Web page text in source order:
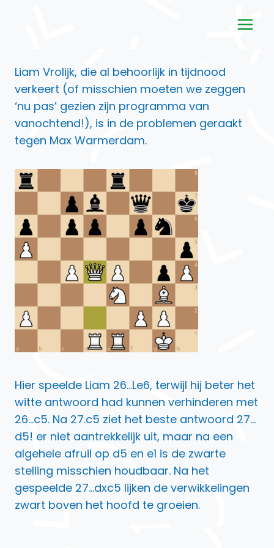
Liam Vrolijk, die al behoorlijk in tijdnood
verkeert (of misschien moeten we zeggen
‘nu pas’ gezien zijn programma van
vanochtend!), is in de problemen geraakt
tegen Max Warmerdam.
Hier speelde Liam 26…Le6, terwijl hij beter het
witte antwoord had kunnen verhinderen met
26…c5. Na 27.c5 ziet het beste antwoord 27…
d5! er niet aantrekkelijk uit, maar na een
algehele afruil op d5 en e1 is de zwarte
stelling misschien houdbaar. Na het
gespeelde 27…dxc5 lijken de verwikkelingen
zwart boven het hoofd te groeien.